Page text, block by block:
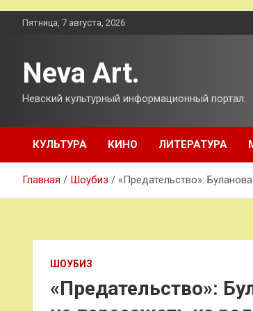
ПерейтиПятница, 7 августа, 2026
Neva Art.
Невский культурный информационный портал.
КУЛЬТУРА КИНО ЛИТЕРАТУРА
Главная Шоубиз «Предательство»:
ШОУБИЗ
«Предательство»: